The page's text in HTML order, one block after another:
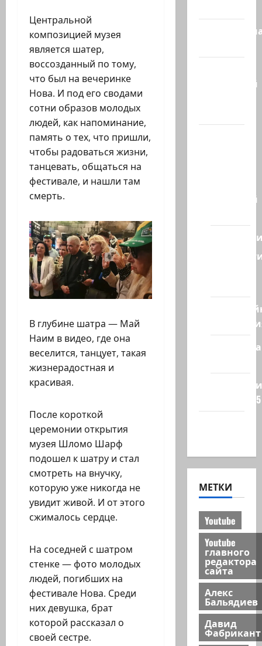
Центральной
композицией музея
является шатер,
воссозданный по тому,
что был на вечеринке
Нова. И под его сводами
сотни образов молодых
людей, как напоминание,
память о тех, что пришли,
чтобы радоваться жизни,
танцевать, общаться на
фестивале, и нашли там
смерть.
В глубине шатра — Май
Наим в видео, где она
веселится, танцует, такая
жизнерадостная и
красивая.
После короткой
церемонии открытия
музея Шломо Шарф
подошел к шатру и стал
смотреть на внучку,
которую уже никогда не
увидит живой. И от этого
сжималось сердце.
На соседней с шатром
стенке — фото молодых
людей, погибших на
фестивале Нова. Среди
них девушка, брат
которой рассказал о
своей сестре.
Котлярский
Ближний
Полемика
сайта 2025
МЕТКИ
Youtube
Youtube
главного
редактора
сайта
Алекс
Бальядиев
Давид
Фабрикант